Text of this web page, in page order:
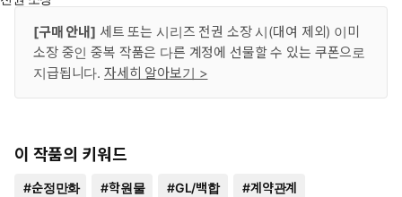
[구매 안내] 세트 또는 시리즈 전권 소장 시(대여 제외) 이미
소장 중인 중복 작품은 다른 계정에 선물할 수 있는 쿠폰으로
지급됩니다. 자세히 알아보기 >
이 작품의 키워드
#순정만화 #학원물 #GL/백합 #계약관계